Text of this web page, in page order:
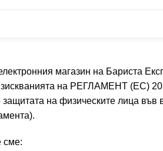
магазин на Бариста
изискванията на РЕГЛАМЕНТ
на физическите лица във
сме: